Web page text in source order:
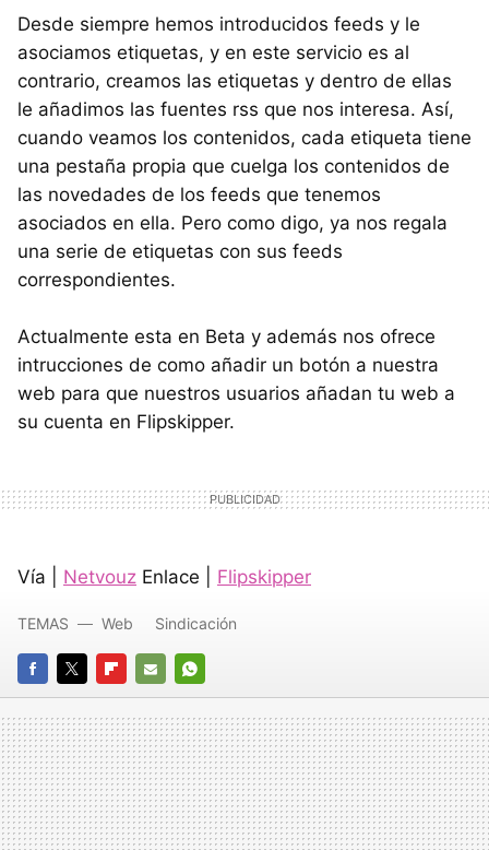
Desde siempre hemos introducidos feeds y le
asociamos etiquetas, y en este servicio es al
contrario, creamos las etiquetas y dentro de ellas
le añadimos las fuentes rss que nos interesa. Así,
cuando veamos los contenidos, cada etiqueta tiene
una pestaña propia que cuelga los contenidos de
las novedades de los feeds que tenemos
asociados en ella. Pero como digo, ya nos regala
una serie de etiquetas con sus feeds
correspondientes.
Actualmente esta en Beta y además nos ofrece
intrucciones de como añadir un botón a nuestra
web para que nuestros usuarios añadan tu web a
su cuenta en Flipskipper.
Vía | Netvouz Enlace | Flipskipper
FACEBOOK
TWITTERFLIPBOARD
E-
MAIL
WHATSAPP
TEMAS Web Sindicación